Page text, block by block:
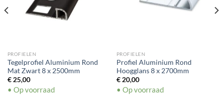
PROFIELEN
Tegelprofiel Aluminium Rond
Mat Zwart 8 x 2500mm
€25,00
• Op voorraad
PROFIELEN
Profiel Aluminium Rond
Hoogglans 8 x 2700mm
€20,00
• Op voorraad